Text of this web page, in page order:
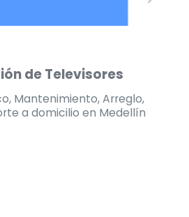
de Calentadores
Mantenimiento, Arreglo,
a domicilio en Medellín